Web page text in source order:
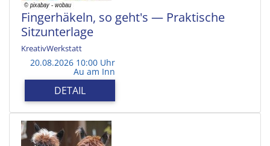
Fingerhäkeln, so geht's — Praktische
Sitzunterlage
KreativWerkstatt
20.08.2026 10:00 Uhr
Au am Inn
DETAIL